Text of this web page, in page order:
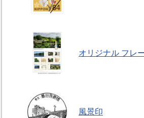
オリジナル フレ
風景印